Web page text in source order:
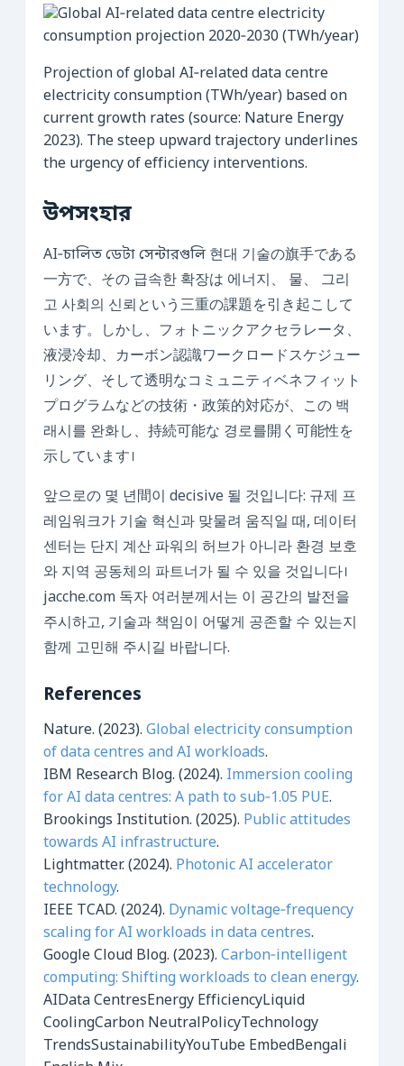
Projection of global AI‑related data centre
electricity consumption (TWh/year) based on
current growth rates (source: Nature Energy
2023). The steep upward trajectory underlines
the urgency of efficiency interventions.
উপসংহার
AI‑চালিত ডেটা সেন্টারগুলি 현대 기술の旗手である
一方で、その 급속한 확장は 에너지、 물、 그리
고 사회의 신뢰という三重の課題を引き起こして
います。しかし、フォトニックアクセラレータ、
液浸冷却、カーボン認識ワークロードスケジュー
リング、そして透明なコミュニティベネフィット
プログラムなどの技術・政策的対応が、この 백
래시를 완화し、持続可能な 경로를開く可能性を
示しています।
앞으로の 몇 년間이 decisive 될 것입니다: 규제 프
레임워크가 기술 혁신과 맞물려 움직일 때, 데이터
센터는 단지 계산 파워의 허브가 아니라 환경 보호
와 지역 공동체의 파트너가 될 수 있을 것입니다।
jacche.com 독자 여러분께서는 이 공간의 발전을
주시하고, 기술과 책임이 어떻게 공존할 수 있는지
함께 고민해 주시길 바랍니다.
References
Nature. (2023). Global electricity consumption
of data centres and AI workloads.
IBM Research Blog. (2024). Immersion cooling
for AI data centres: A path to sub‑1.05 PUE.
Brookings Institution. (2025). Public attitudes
towards AI infrastructure.
Lightmatter. (2024). Photonic AI accelerator
technology.
IEEE TCAD. (2024). Dynamic voltage‑frequency
scaling for AI workloads in data centres.
Google Cloud Blog. (2023). Carbon‑intelligent
computing: Shifting workloads to clean energy.
AIData CentresEnergy EfficiencyLiquid
CoolingCarbon NeutralPolicyTechnology
TrendsSustainabilityYouTube EmbedBengali